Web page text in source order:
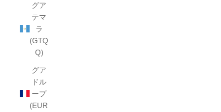
グア
テマ
ラ
(GTQ
Q)
グア
ドル
ープ
(EUR